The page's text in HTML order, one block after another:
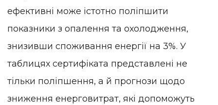
ефективні може істотно поліпшити
показники з опалення та охолодження,
знизивши споживання енергії на 3%. У
таблицях сертифіката представлені не
тільки поліпшення, а й прогнози щодо
зниження енерговитрат, які допоможуть